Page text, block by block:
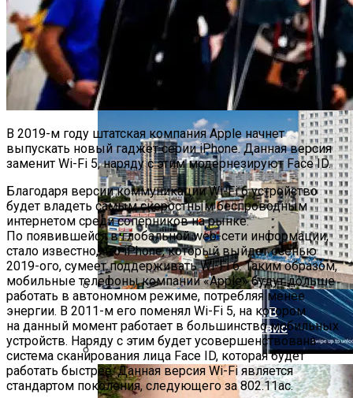
Китай Вывел На Орбиту Новейшие
Гиперспектральные Спутники На Фоне
Опасений США По Поводу Ирана
Смартфон Archos 50d Oxygen Ожидается
В Конце Весеннего Периода
Самые Популярные Отели В
Новосибирске Назвал Сервис
«Яндекс.Путешествия»
В 2019-м году штатская компания Apple начнет
выпускать новый гаджет серии iPhone. Данная версия
заменит Wi-Fi 5, наряду с этим модернезируют Face ID.
Благодаря версии коммуникации Wi-Fi 6 устройство
будет владеть самым скоростным беспроводным
интернетом среди соперников на рынке.
По появившейся в глобальной web-сети информации,
стало известно, что iPhone, который выйдет осенью
2019-ого, сумеет поддерживать Wi-Fi 6. Таким образом,
мобильные телефоны компании «Apple» будут дольше
работать в автономном режиме, потребляя менее
энергии. В 2011-м его поменял Wi-Fi 5, на котором
на данный момент работает в большинство мобильных
устройств. Наряду с этим будет усовершенствована
система сканирования лица Face ID, которая будет
работать быстрее. Данная версия Wi-Fi является
стандартом поколения, следующего за 802.11ac.